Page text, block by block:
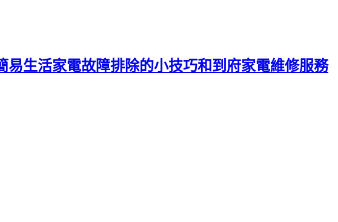
生活家電故障排除的小技巧和到府家電維修服務